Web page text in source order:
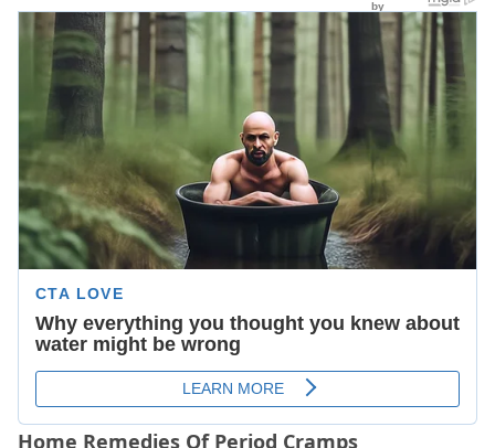
Home Remedies Of Period Cramps